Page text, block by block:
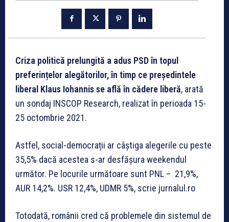
Criza politică prelungită a adus PSD în topul
preferințelor alegătorilor, în timp ce președintele
liberal Klaus Iohannis se află în cădere liberă, arată
un sondaj INSCOP Research, realizat în perioada 15-
25 octombrie 2021.
Astfel, social-democrații ar câștiga alegerile cu peste
35,5% dacă acestea s-ar desfășura weekendul
următor. Pe locurile următoare sunt PNL – 21,9%,
AUR 14,2%. USR 12,4%, UDMR 5%, scrie jurnalul.ro
Totodată, românii cred că problemele din sistemul de